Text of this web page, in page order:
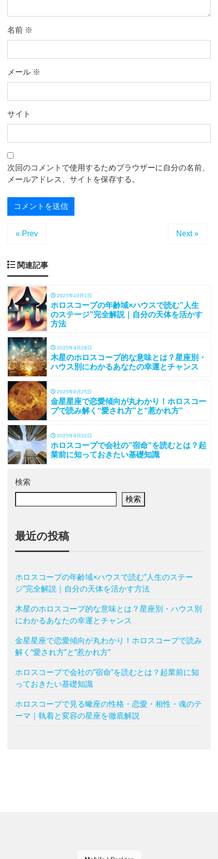
名前 ※
メール ※
サイト
次回のコメントで使用するためブラウザーに自分の名前、
メールアドレス、サイトを保存する。
« Prev Next »
関連記事
2025年10月1日
ホロスコープの年齢域×ハウスで読む”人生
のステージ”完全解説｜自分の天体を活かす
方法
2025年9月28日
木星のホロスコープ的な意味とは？星座別・
ハウス別にわかるあなたの幸運とチャンス
2025年9月25日
金星星座で恋愛傾向が丸わかり！ホロスコー
プで読み解く“愛され方”と“惹かれ方”
2025年9月22日
ホロスコープで会社の”宿命”を読むとは？起
業前に知っておきたい基礎知識
検索
検索
最近の投稿
ホロスコープの年齢域×ハウスで読む”人生のステー
ジ”完全解説｜自分の天体を活かす方法
木星のホロスコープ的な意味とは？星座別・ハウス別
にわかるあなたの幸運とチャンス
金星星座で恋愛傾向が丸わかり！ホロスコープで読み
解く“愛され方”と“惹かれ方”
ホロスコープで会社の”宿命”を読むとは？起業前に知
っておきたい基礎知識
ホロスコープで見る蠍座の性格・恋愛・相性・魂のテ
ーマ｜執着と変容の星座を徹底解説